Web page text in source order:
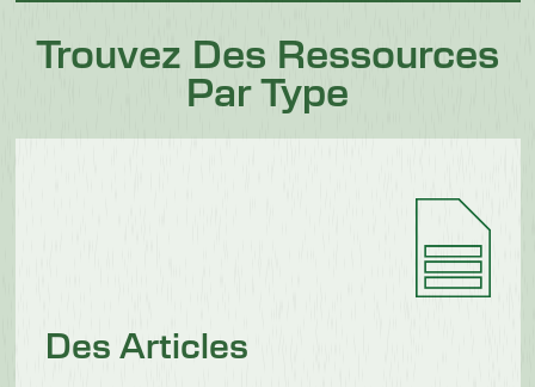
Trouvez Des Ressources
Par Type
Des Articles